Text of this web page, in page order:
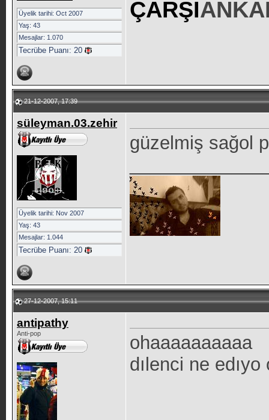
Üyelik tarihi: Oct 2007
Yaş: 43
Mesajlar: 1.070
Tecrübe Puanı: 20
ÇARŞI
21-12-2007, 17:39
süleyman.03.zehir
Üyelik tarihi: Nov 2007
Yaş: 43
Mesajlar: 1.044
Tecrübe Puanı: 20
güzelmiş sağol
27-12-2007, 15:11
antipathy
Anti-pop
ohaaaaaaaaaa
dılenci ne